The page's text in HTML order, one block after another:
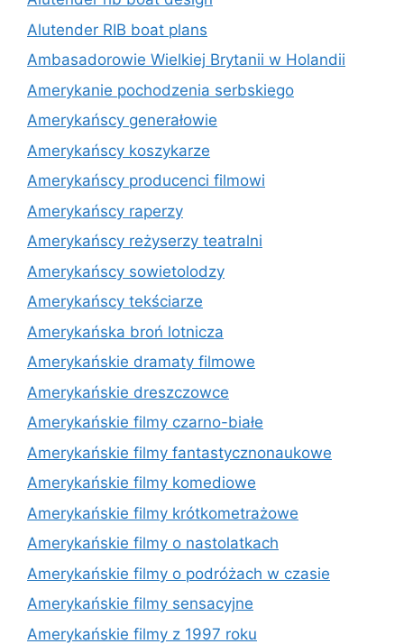
Alutender RIB boat plans
Ambasadorowie Wielkiej Brytanii w Holandii
Amerykanie pochodzenia serbskiego
Amerykańscy generałowie
Amerykańscy koszykarze
Amerykańscy producenci filmowi
Amerykańscy raperzy
Amerykańscy reżyserzy teatralni
Amerykańscy sowietolodzy
Amerykańscy tekściarze
Amerykańska broń lotnicza
Amerykańskie dramaty filmowe
Amerykańskie dreszczowce
Amerykańskie filmy czarno-białe
Amerykańskie filmy fantastycznonaukowe
Amerykańskie filmy komediowe
Amerykańskie filmy krótkometrażowe
Amerykańskie filmy o nastolatkach
Amerykańskie filmy o podróżach w czasie
Amerykańskie filmy sensacyjne
Amerykańskie filmy z 1997 roku